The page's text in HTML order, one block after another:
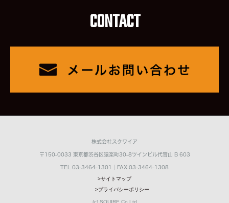
CONTACT
株式会社スクワイア
〒150-0033 東京都渋谷区猿楽町30-8ツインビル代官山 B 603
TEL 03-3464-1301｜FAX 03-3464-1308
>サイトマップ
>プライバシーポリシー
(c) SQUIRE Co.Ltd